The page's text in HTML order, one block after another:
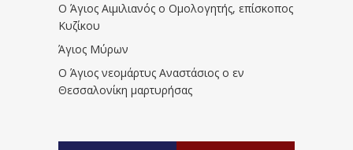
Ο Άγιος Αιμιλιανός ο Ομολογητής, επίσκοπος
Κυζίκου
Άγιος Μύρων
Ο Άγιος νεομάρτυς Αναστάσιος ο εν
Θεσσαλονίκη μαρτυρήσας